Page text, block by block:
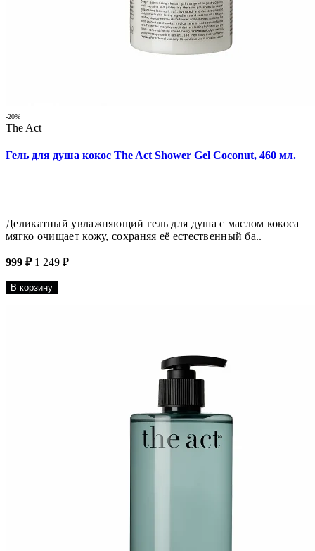
-20%
The Act
Гель для душа кокос The Act Shower Gel Coconut, 460 мл.
Деликатный увлажняющий гель для душа с маслом кокоса
мягко очищает кожу, сохраняя её естественный ба..
999 ₽ 1 249 ₽
В корзину